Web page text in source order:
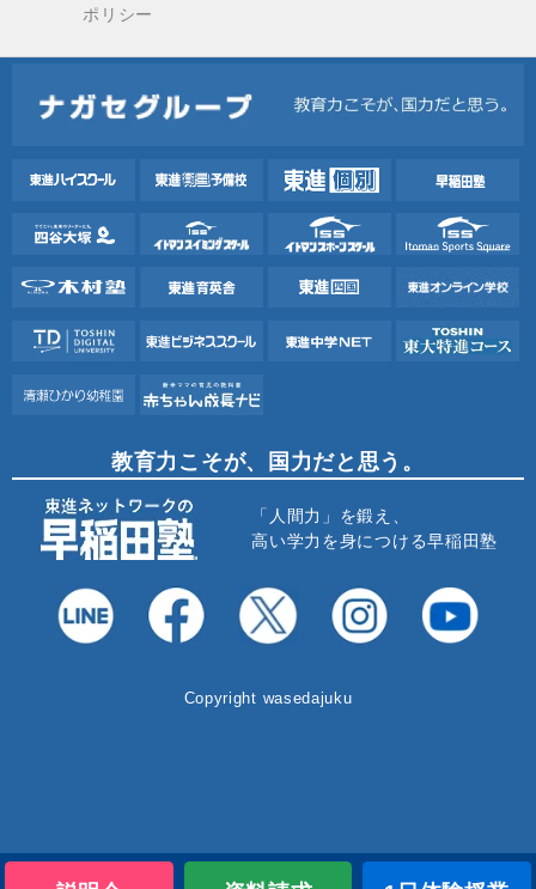
ポリシー
教育力こそが、国力だと思う。
「人間力」を鍛え、
高い学力を身につける早稲田塾
Copyright wasedajuku